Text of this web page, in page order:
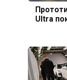
Ultra